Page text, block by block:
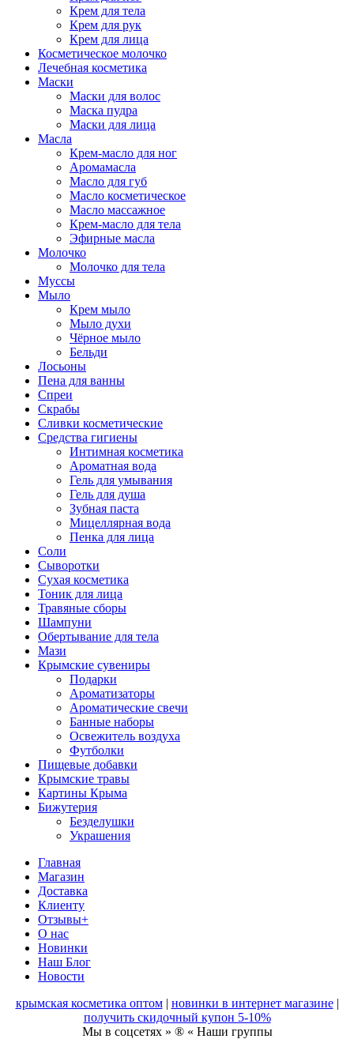
Крем для тела
Крем для рук
Крем для лица
Косметическое молочко
Лечебная косметика
Маски
Маски для волос
Маска пудра
Маски для лица
Масла
Крем-масло для ног
Аромамасла
Масло для губ
Масло косметическое
Масло массажное
Крем-масло для тела
Эфирные масла
Молочко
Молочко для тела
Муссы
Мыло
Крем мыло
Мыло духи
Чёрное мыло
Бельди
Лосьоны
Пена для ванны
Спреи
Скрабы
Сливки косметические
Средства гигиены
Интимная косметика
Ароматная вода
Гель для умывания
Гель для душа
Зубная паста
Мицеллярная вода
Пенка для лица
Соли
Сыворотки
Сухая косметика
Тоник для лица
Травяные сборы
Шампуни
Обертывание для тела
Мази
Крымские сувениры
Подарки
Ароматизаторы
Ароматические свечи
Банные наборы
Освежитель воздуха
Футболки
Пищевые добавки
Крымские травы
Картины Крыма
Бижутерия
Безделушки
Украшения
Главная
Магазин
Доставка
Клиенту
Отзывы+
О нас
Новинки
Наш Блог
Новости
крымская косметика оптом| новинки в интернет магазине|
получить скидочный купон 5-10%
Мы в соцсетях » ® « Наши группы